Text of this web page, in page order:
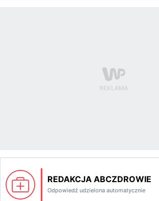
REDAKCJA ABCZDROWIE
Odpowiedź udzielona automatycznie